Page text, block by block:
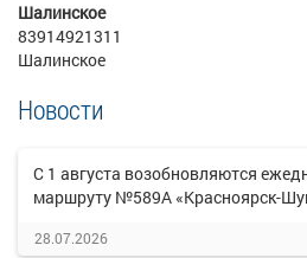
Шалинское
83914921311
Шалинское
Новости
С 1 августа возобновляются
маршруту №589А «Красноярск-
28.07.2026